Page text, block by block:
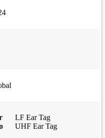
LF Ear Tag
UHF Ear Tag